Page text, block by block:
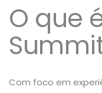
O que
Com foco em